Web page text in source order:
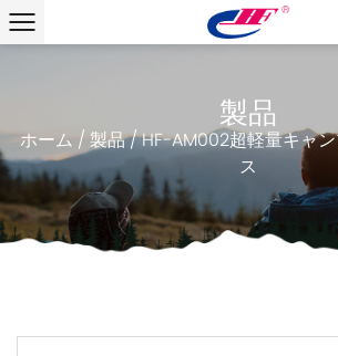
製品
ホーム /製品/HF-AM002超軽量キャ
ス